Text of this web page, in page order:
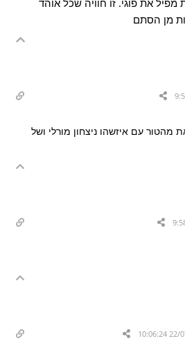
מן הסתם
מהטור עם איזשהו ניצחון מורלי ושל